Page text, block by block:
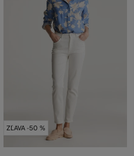
ZĽAVA -50 %